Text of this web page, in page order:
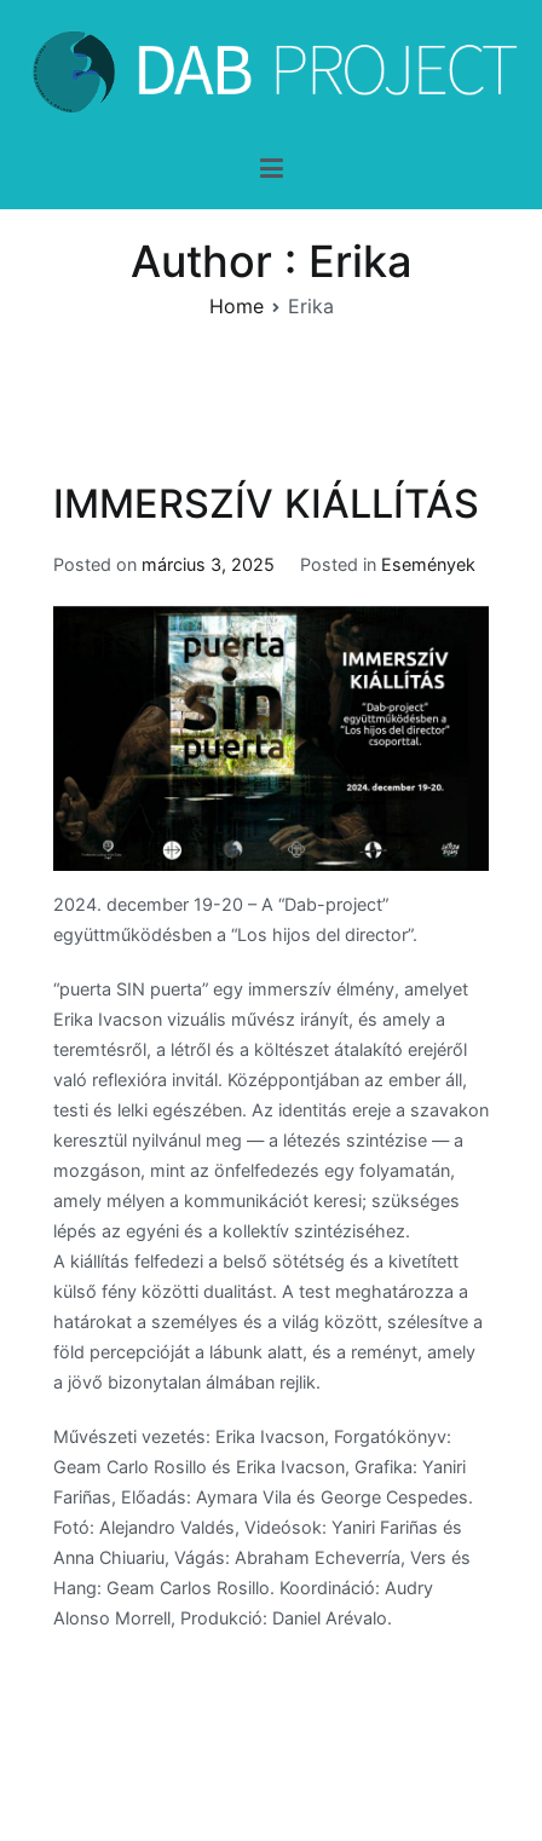
content
Author : Erika
Home Erika
IMMERSZÍV KIÁLLÍTÁS
Posted on március 3, 2025 Posted in Események
2024. december 19-20 – A “Dab-project”
együttműködésben a “Los hijos del director”.
“puerta SIN puerta” egy immerszív élmény, amelyet
Erika Ivacson vizuális művész irányít, és amely a
teremtésről, a létről és a költészet átalakító erejéről
való reflexióra invitál. Középpontjában az ember áll,
testi és lelki egészében. Az identitás ereje a szavakon
keresztül nyilvánul meg — a létezés szintézise — a
mozgáson, mint az önfelfedezés egy folyamatán,
amely mélyen a kommunikációt keresi; szükséges
lépés az egyéni és a kollektív szintéziséhez.
A kiállítás felfedezi a belső sötétség és a kivetített
külső fény közötti dualitást. A test meghatározza a
határokat a személyes és a világ között, szélesítve a
föld percepcióját a lábunk alatt, és a reményt, amely
a jövő bizonytalan álmában rejlik.
Művészeti vezetés: Erika Ivacson, Forgatókönyv:
Geam Carlo Rosillo és Erika Ivacson, Grafika: Yaniri
Fariñas, Előadás: Aymara Vila és George Cespedes.
Fotó: Alejandro Valdés, Videósok: Yaniri Fariñas és
Anna Chiuariu, Vágás: Abraham Echeverría, Vers és
Hang: Geam Carlos Rosillo. Koordináció: Audry
Alonso Morrell, Produkció: Daniel Arévalo.